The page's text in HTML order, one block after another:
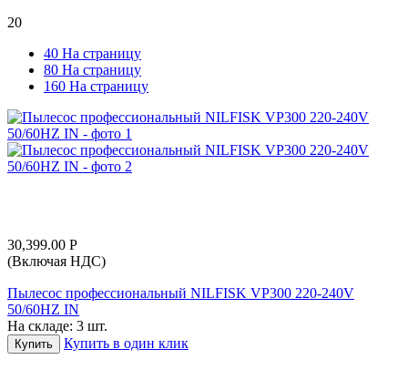
20
40 На страницу
80 На страницу
160 На страницу
30,399.00 Р
(Включая НДС)
Пылесос профессиональный NILFISK VP300 220-240V
50/60HZ IN
На складе: 3 шт.
Купить Купить в один клик